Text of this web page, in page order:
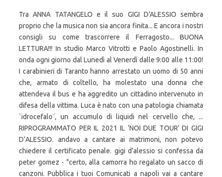
Tra ANNA TATANGELO e il suo GIGI D'ALESSIO sembra
proprio che la musica non sia ancora finita... E ancora i nostri
consigli su come trascorrere il Ferragosto... BUONA
LETTURA!!! In studio Marco Vitrotti e Paolo Agostinelli. In
onda ogni giorno dal Lunedì al Venerdì dalle 9:00 alle 11:00!
I carabinieri di Taranto hanno arrestato un uomo di 50 anni
che, armato di coltello, ha molestato una donna che
attendeva il bus e ha aggredito un cittadino intervenuto in
difesa della vittima. Luca è nato con una patologia chiamata
`idrocefalo´, un accumulo di liquidi nel cervello che, ...
RIPROGRAMMATO PER IL 2021 IL ‘NOI DUE TOUR’ DI GIGI
D’ALESSIO. andavo a cantare ai matrimoni, non potevo
chiedere il certificato penale. gigi d’alessio si confessa da
peter gomez - "certo, alla camorra ho regalato un sacco di
canzoni. Pubblica i tuoi Comunicati a napoli vai a cantare